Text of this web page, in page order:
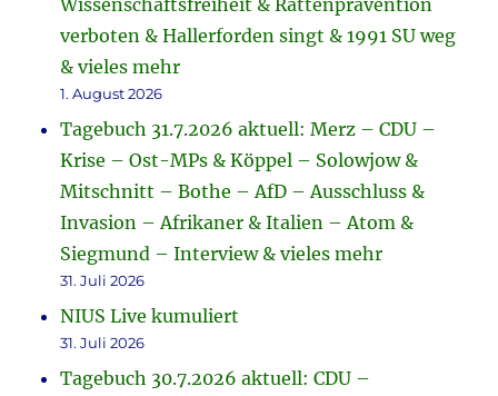
verboten & Hallerforden singt & 1991 SU weg
& vieles mehr
1. August 2026
Tagebuch 31.7.2026 aktuell: Merz – CDU –
Krise – Ost-MPs & Köppel – Solowjow &
Mitschnitt – Bothe – AfD – Ausschluss &
Invasion – Afrikaner & Italien – Atom &
Siegmund – Interview & vieles mehr
31. Juli 2026
NIUS Live kumuliert
31. Juli 2026
Tagebuch 30.7.2026 aktuell: CDU –